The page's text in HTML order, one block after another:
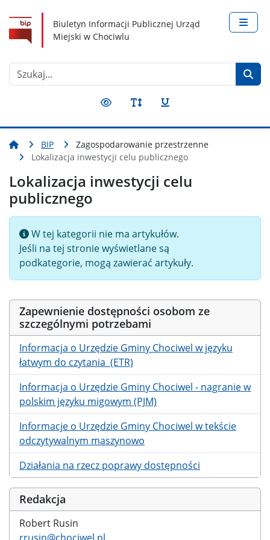
Biuletyn Informacji Publicznej Urząd
Miejski w Chociwlu
Szukaj
BIP
Zagospodarowanie przestrzenne
Lokalizacja inwestycji celu publicznego
Zapewnienie dostępności osobom ze
szczególnymi potrzebami
Informacja o Urzędzie Gminy Chociwel w języku
łatwym do czytania (ETR)
Informacja o Urzędzie Gminy Chociwel - nagranie w
polskim języku migowym (PJM)
Informacje o Urzędzie Gminy Chociwel w tekście
odczytywalnym maszynowo
Działania na rzecz poprawy dostępności
Redakcja
Robert Rusin
Lokalizacja inwestycji celu
publicznego
Informacja
W tej kategorii nie ma artykułów.
Jeśli na tej stronie wyświetlane są
podkategorie, mogą zawierać artykuły.